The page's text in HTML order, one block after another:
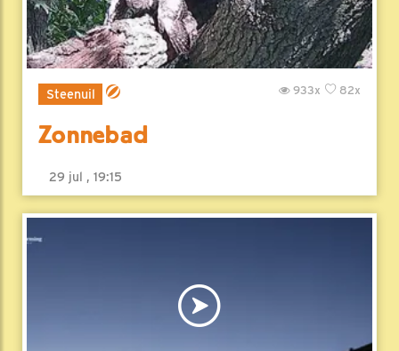
Steenuil 82x
933x
Zonnebad
29 jul , 19:15